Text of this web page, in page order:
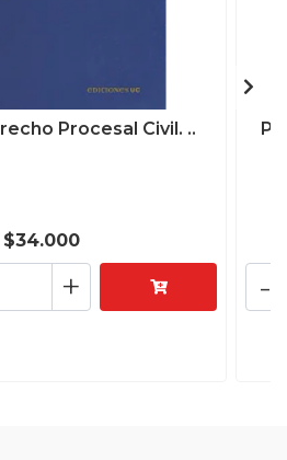
Procesal Civil. ..
$34.000
+ -